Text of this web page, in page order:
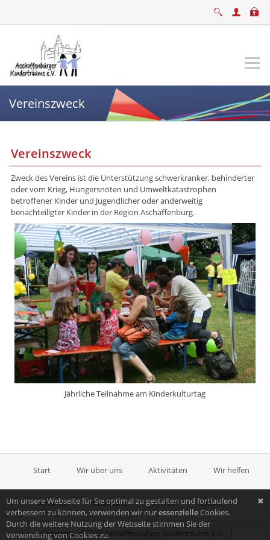
Vereinszweck
Vereinszweck
Zweck des Vereins ist die Unterstützung schwerkranker, behinderter
oder vom Krieg, Hungersnöten und Umweltkatastrophen
betroffener Kinder und Jugendlicher oder anderweitig
benachteiligter Kinder in der Region Aschaffenburg.
Jährliche Teilnahme am Kinderkulturtag
Start Wir über uns Aktivitäten Wir helfen
Kindern Resonanz Archiv Links
Copyright (c) 2018 Aschaffenburger Kinderträume e.V.
Um unsere Webseite für Sie optimal zu gestalten und fortlaufend
verbessern zu können, verwenden wir nuressenzielleCookies.
Durch die weitere Nutzung der Webseite stimmen Sie der
Verwendung von Cookies zu.
✖